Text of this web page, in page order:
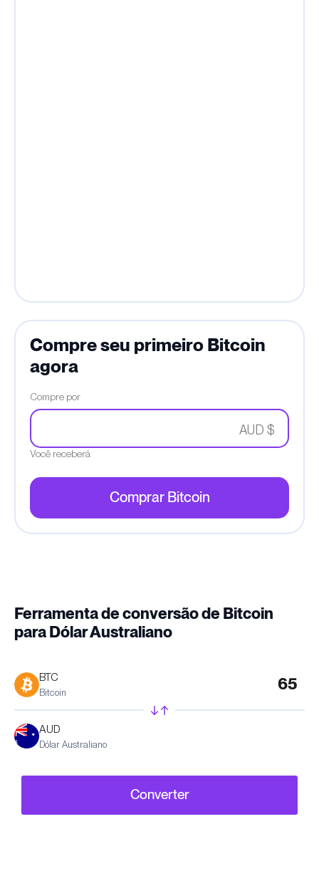
Compre seu primeiro Bitcoin
agora
Compre por
AUD $
Você receberá
Comprar Bitcoin
Ferramenta de conversão de Bitcoin
para Dólar Australiano
BTC
Bitcoin
AUD
Dólar Australiano
Converter